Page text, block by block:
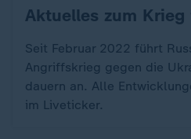
:
Aktuelles zum Krieg
Seit Februar 2022 führt
Angriffskrieg gegen die
dauern an. Alle
im Liveticker.